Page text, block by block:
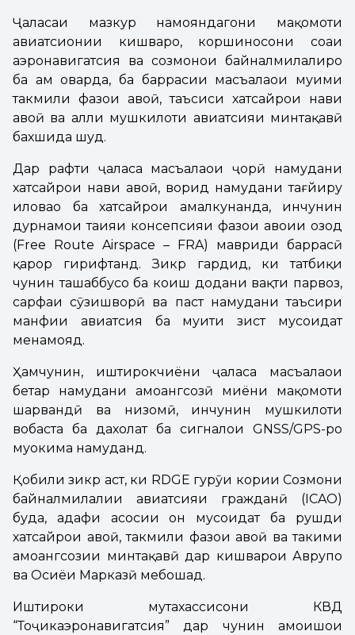
Ҷаласаи мазкур намояндагони мақомоти
авиатсионии кишварҳо, коршиносони соҳаи
аэронавигатсия ва созмонҳои байналмилалиро
ба ҳам оварда, ба баррасии масъалаҳои муҳими
такмили фазои ҳавоӣ, таъсиси хатсайрҳои нави
ҳавоӣ ва ҳалли мушкилоти авиатсияи минтақавӣ
бахшида шуд.
Дар рафти ҷаласа масъалаҳои ҷорӣ намудани
хатсайрҳои нави ҳавоӣ, ворид намудани тағйиру
иловаҳо ба хатсайрҳои амалкунанда, инчунин
дурнамои таҳияи консепсияи фазои ҳавоии озод
(Free Route Airspace – FRA) мавриди баррасӣ
қарор гирифтанд. Зикр гардид, ки татбиқи
чунин ташаббусҳо ба коҳиш додани вақти парвоз,
сарфаи сӯзишворӣ ва паст намудани таъсири
манфии авиатсия ба муҳити зист мусоидат
менамояд.
Ҳамчунин, иштирокчиёни ҷаласа масъалаҳои
беҳтар намудани ҳамоҳангсозӣ миёни мақомоти
шаҳрвандӣ ва низомӣ, инчунин мушкилоти
вобаста ба дахолат ба сигналҳои GNSS/GPS-ро
муҳокима намуданд.
Қобили зикр аст, ки RDGE гурӯҳи кории Созмони
байналмилалии авиатсияи гражданӣ (ICAO)
буда, ҳадафи асосии он мусоидат ба рушди
хатсайрҳои ҳавоӣ, такмили фазои ҳавоӣ ва таҳкими
ҳамоҳангсозии минтақавӣ дар кишварҳои Аврупо
ва Осиёи Марказӣ мебошад.
Иштироки мутахассисони КВД
“Тоҷикаэронавигатсия” дар чунин ҳамоишҳои